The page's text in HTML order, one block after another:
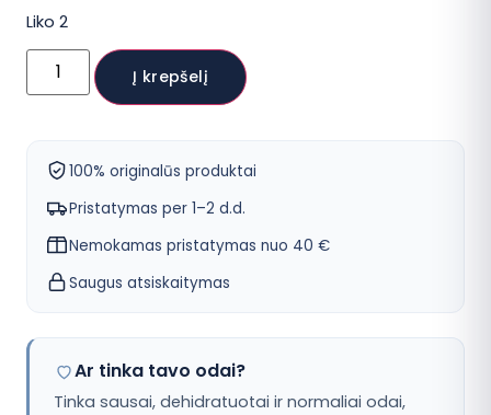
Liko 2
produkto
kiekis:
COSRX
Hyaluronic
Power
Essence
esencija
hialurono
rūgštimi
Į krepšelį
100% originalūs produktai
Pristatymas per 1–2 d.d.
Nemokamas pristatymas nuo 40 €
Saugus atsiskaitymas
Ar tinka tavo odai?
Tinka sausai, dehidratuotai ir normaliai odai,